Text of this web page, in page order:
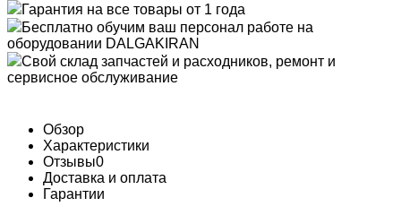
Гарантия на все товары от 1 года
Бесплатно обучим ваш персонал работе на
оборудовании DALGAKIRAN
Свой склад запчастей и расходников, ремонт и
сервисное обслуживание
Обзор
Характеристики
Отзывы0
Доставка и оплата
Гарантии